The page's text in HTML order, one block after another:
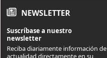
NEWSLETTER
Suscríbase a nuestro
newsletter
Reciba diariamente información de